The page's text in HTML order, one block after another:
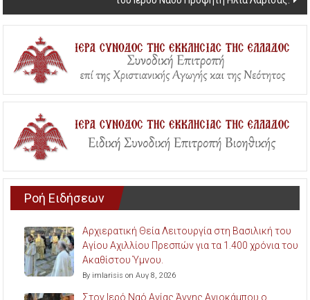
Ροή Ειδήσεων
Αρχιερατική Θεία Λειτουργία στη Βασιλική του
Αγίου Αχιλλίου Πρεσπών για τα 1.400 χρόνια του
Ακαθίστου Ύμνου.
By imlarisis on Αυγ 8, 2026
Στον Ιερό Ναό Αγίας Άννης Αγιοκάμπου ο